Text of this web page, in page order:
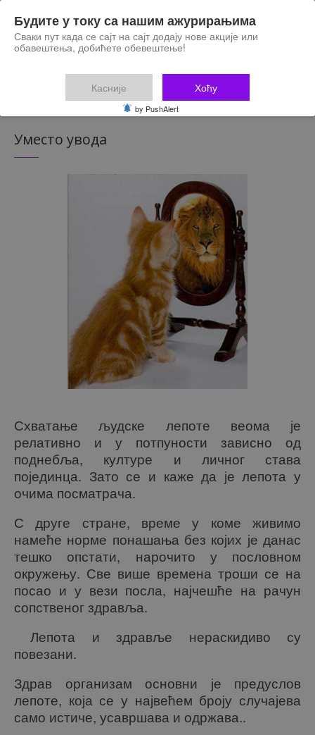
погодности
купац
Уместо увода
Схватање људске лепоте веома је
релативно и у потпуности зависно од
поднебља, културе и личног става
појединца. Зато се и каже да је лепота у
очима посматрача.
С друге стране, време у коме живимо
намеће норме понашања без којих је данас
тешко опстати, нарочито у пословном
окружењу. Све више времена троши се на
посао и у вези посла, најчешће на рачун
сопственог здравља.
Лепота и здравље нераскидиво су
повезани.
Здрав организам основни је предуслов
лепоте, која се у највећем броју случајева
само истиче, усавршава и одржава..
Будите у току са нашим ажурирањима
Сваки пут када се сајт на сајт додају нове акције или
обавештења, добићете обевештење!
Касније Хоћу
by PushAlert